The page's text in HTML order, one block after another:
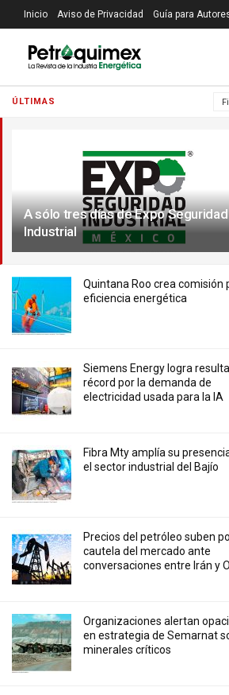
ÚLTIMAS
A sólo tres días de Expo Seguridad
Industrial
Quintana Roo crea comisión
eficiencia energética
Siemens Energy logra
récord por la demanda de
electricidad usada para la IA
Fibra Mty amplía su
el sector industrial del Bajío
Precios ⁠del petróleo suben
cautela del mercado ante
conversaciones entre Irán y
Organizaciones alertan
en estrategia de Semarnat
minerales críticos
Inicio Aviso de Privacidad Guía para